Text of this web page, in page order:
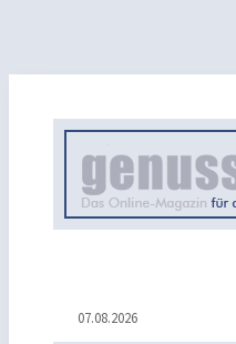
07.08.2026